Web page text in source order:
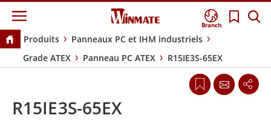
Branch
Produits
Panneaux PC et IHM industriels
Grade ATEX
Panneau PC ATEX R15IE3S-65EX
R15IE3S-65EX